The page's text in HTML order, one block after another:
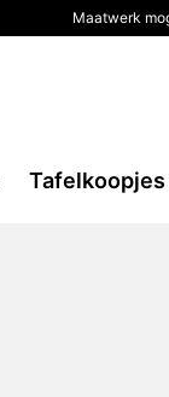
Maatwerk
Tafelkoopjes